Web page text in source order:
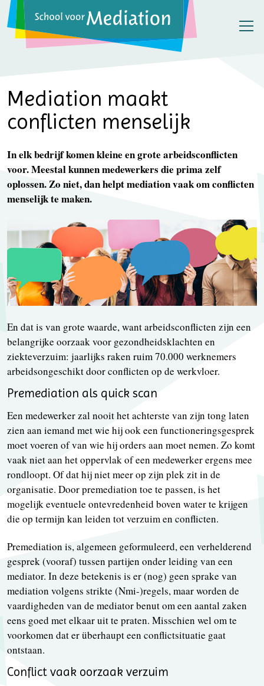
Mediation maakt
conflicten menselijk
In elk bedrijf komen kleine en grote arbeidsconflicten
voor. Meestal kunnen medewerkers die prima zelf
oplossen. Zo niet, dan helpt mediation vaak om conflicten
menselijk te maken.
En dat is van grote waarde, want arbeidsconflicten zijn een
belangrijke oorzaak voor gezondheidsklachten en
ziekteverzuim: jaarlijks raken ruim 70.000 werknemers
arbeidsongeschikt door conflicten op de werkvloer.
Premediation als quick scan
Een medewerker zal nooit het achterste van zijn tong laten
zien aan iemand met wie hij ook een functioneringsgesprek
moet voeren of van wie hij orders aan moet nemen. Zo komt
vaak niet aan het oppervlak of een medewerker ergens mee
rondloopt. Of dat hij niet meer op zijn plek zit in de
organisatie. Door premediation toe te passen, is het
mogelijk eventuele ontevredenheid boven water te krijgen
die op termijn kan leiden tot verzuim en conflicten.
Premediation is, algemeen geformuleerd, een verhelderend
gesprek (vooraf) tussen partijen onder leiding van een
mediator. In deze betekenis is er (nog) geen sprake van
mediation volgens strikte (Nmi-)regels, maar worden de
vaardigheden van de mediator benut om een aantal zaken
eens goed met elkaar uit te praten. Misschien wel om te
voorkomen dat er überhaupt een conflictsituatie gaat
ontstaan.
Conflict vaak oorzaak verzuim